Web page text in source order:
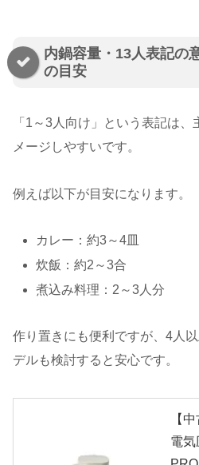
内鍋容量・13人表記の
の目安
「1～3人向け」という表記は
メージしやすいです。
例えば以下が目安になります。
カレー：約3～4皿
炊飯：約2～3合
煮込み料理：2～3人分
作り置きにも便利ですが、4人
デルも検討すると安心です。
【
電気